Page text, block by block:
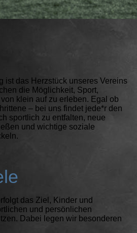
ist das Herzstück unseres Vereins
die Möglichkeit, Sport,
klein auf zu erleben. Egal ob
– bei uns findet jede*r den
sportlich zu entfalten, neue
und wichtige soziale
das Ziel, Kinder und
und persönlichen
Dabei legen wir besonderen